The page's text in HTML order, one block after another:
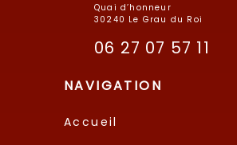
Quai d’honneur
30240 Le Grau du Roi
06 27 07 57 11
NAVIGATION
Accueil